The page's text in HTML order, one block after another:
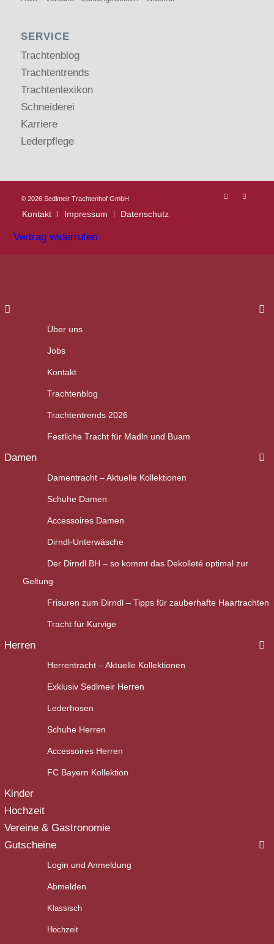
SERVICE
Trachtenblog
Trachtentrends
Trachtenlexikon
Schneiderei
Karriere
Lederpflege
© 2026 Sedlmeir Trachtenhof GmbH
Kontakt Impressum Datenschutz
Vertrag widerrufen
Über uns
Jobs
Kontakt
Trachtenblog
Trachtentrends 2026
Festliche Tracht für Madln und Buam
Damen
Damentracht – Aktuelle Kollektionen
Schuhe Damen
Accessoires Damen
Dirndl-Unterwäsche
Der Dirndl BH – so kommt das Dekolleté optimal zur
Geltung
Frisuren zum Dirndl – Tipps für zauberhafte Haartrachten
Tracht für Kurvige
Herren
Herrentracht – Aktuelle Kollektionen
Exklusiv Sedlmeir Herren
Lederhosen
Schuhe Herren
Accessoires Herren
FC Bayern Kollektion
Kinder
Hochzeit
Vereine & Gastronomie
Gutscheine
Login und Anmeldung
Abmelden
Klassisch
Hochzeit